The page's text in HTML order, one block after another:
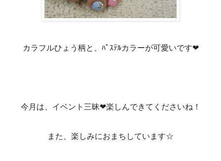
カラフルひょう柄と、ﾊﾟｽﾃﾙカラーが可愛いです❤
今月は、イベント三昧❤楽しんできてくださいね！
また、楽しみにおまちしています☆